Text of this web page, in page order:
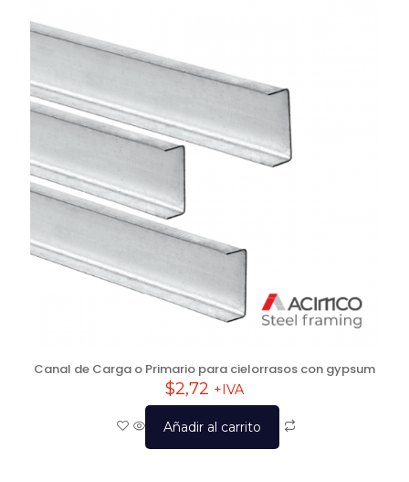
Canal de Carga o Primario para cielorrasos con gypsum
$2,72 +IVA
Añadir al carrito